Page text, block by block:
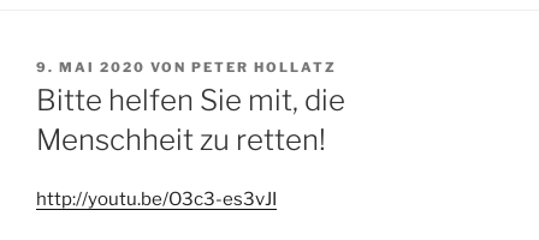
VERÖFFENTLICHT
AM
9. MAI 2020 VON PETER HOLLATZ
Bitte helfen Sie mit, die
Menschheit zu retten!
http://youtu.be/O3c3-es3vJI